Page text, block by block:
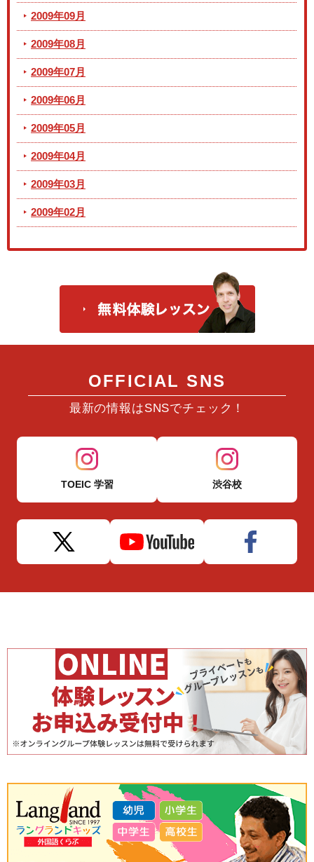
2009年09月
2009年08月
2009年07月
2009年06月
2009年05月
2009年04月
2009年03月
2009年02月
OFFICIAL SNS
最新の情報はSNSでチェック！
TOEIC 学習 渋谷校